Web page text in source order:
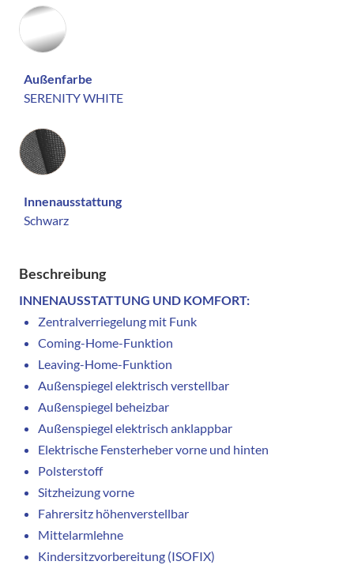
Außenfarbe
SERENITY WHITE
Innenausstattung
Innenausstattung
Schwarz
Beschreibung
INNENAUSSTATTUNG UND KOMFORT:
Zentralverriegelung mit Funk
Coming-Home-Funktion
Leaving-Home-Funktion
Außenspiegel elektrisch verstellbar
Außenspiegel beheizbar
Außenspiegel elektrisch anklappbar
Elektrische Fensterheber vorne und hinten
Polsterstoff
Sitzheizung vorne
Fahrersitz höhenverstellbar
Mittelarmlehne
Kindersitzvorbereitung (ISOFIX)